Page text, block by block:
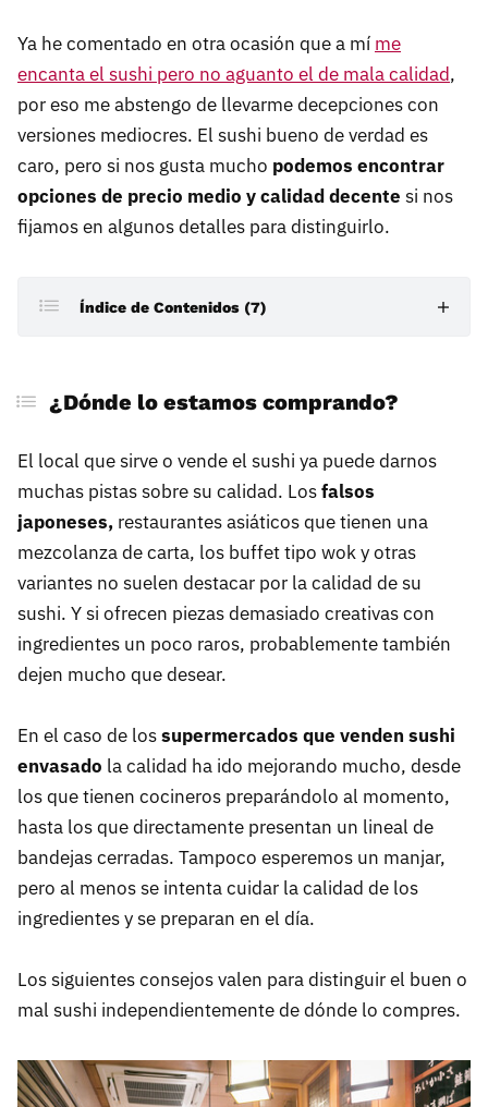
Ya he comentado en otra ocasión que a mí me
encanta el sushi pero no aguanto el de mala calidad,
por eso me abstengo de llevarme decepciones con
versiones mediocres. El sushi bueno de verdad es
caro, pero si nos gusta mucho podemos encontrar
opciones de precio medio y calidad decente si nos
fijamos en algunos detalles para distinguirlo.
Índice de Contenidos (7)
Uso correcto de la terminología
La oferta de producto: ¿qué pescado se ofrece?
Pescado: corte, tamaño y forma
Los sabores del sushi
La presentación
¿Dónde lo estamos comprando?
El local que sirve o vende el sushi ya puede darnos
muchas pistas sobre su calidad. Losfalsos
japoneses, restaurantes asiáticos que tienen una
mezcolanza de carta, los buffet tipo wok y otras
variantes no suelen destacar por la calidad de su
sushi. Y si ofrecen piezas demasiado creativas con
ingredientes un poco raros, probablemente también
dejen mucho que desear.
En el caso de lossupermercados que venden sushi
envasado la calidad ha ido mejorando mucho, desde
los que tienen cocineros preparándolo al momento,
hasta los que directamente presentan un lineal de
bandejas cerradas. Tampoco esperemos un manjar,
pero al menos se intenta cuidar la calidad de los
ingredientes y se preparan en el día.
Los siguientes consejos valen para distinguir el buen o
mal sushi independientemente de dónde lo compres.